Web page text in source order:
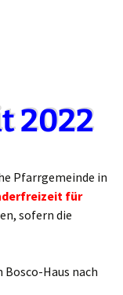
2022
Pfarrgemeinde in
für
sofern die
Bosco-Haus nach